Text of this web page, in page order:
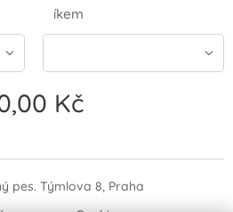
íkem
Kč
pes. Týmlova 8, Praha